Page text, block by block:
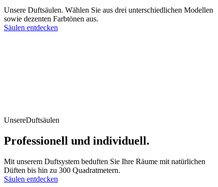
Unsere Duftsäulen. Wählen Sie aus drei unterschiedlichen Modellen
sowie dezenten Farbtönen aus.
Säulen entdecken
UnsereDuftsäulen
Professionell und individuell.
Mit unserem Duftsystem beduften Sie Ihre Räume mit natürlichen
Düften bis hin zu 300 Quadratmetern.
Säulen entdecken